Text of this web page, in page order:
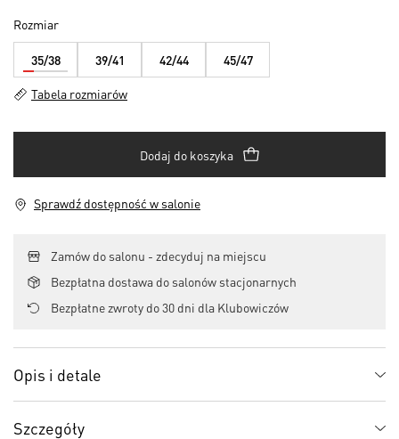
Rozmiar
35/38 39/41 42/44 45/47
Tabela rozmiarów
Dodaj do koszyka
Sprawdź dostępność w salonie
Zamów do salonu - zdecyduj na miejscu
Bezpłatna dostawa do salonów stacjonarnych
Bezpłatne zwroty do 30 dni dla Klubowiczów
Opis i detale
Szczegóły